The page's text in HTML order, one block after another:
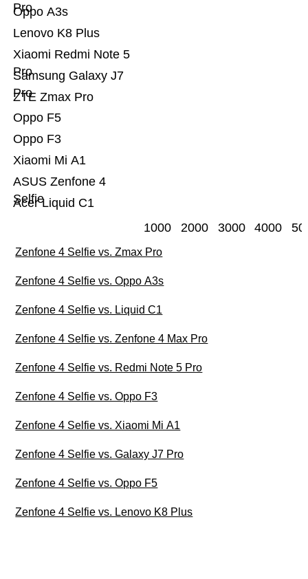
Acer Liquid C1
ASUS Zenfone 4
Selfie
Xiaomi Mi A1
Oppo F3
Oppo F5
ZTE Zmax Pro
Samsung Galaxy J7
Pro
Xiaomi Redmi Note 5
Pro
Lenovo K8 Plus
Oppo A3s
Pro
1000 2000 3000 4000
Zenfone 4 Selfie vs. Zmax Pro
Zenfone 4 Selfie vs. Oppo A3s
Zenfone 4 Selfie vs. Liquid C1
Zenfone 4 Selfie vs. Zenfone 4 Max Pro
Zenfone 4 Selfie vs. Redmi Note 5 Pro
Zenfone 4 Selfie vs. Oppo F3
Zenfone 4 Selfie vs. Xiaomi Mi A1
Zenfone 4 Selfie vs. Galaxy J7 Pro
Zenfone 4 Selfie vs. Oppo F5
Zenfone 4 Selfie vs. Lenovo K8 Plus